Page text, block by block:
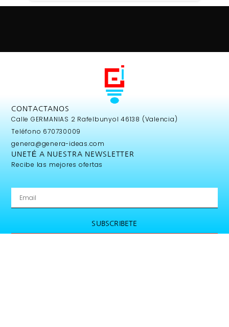
CONTACTANOS
Calle GERMANIAS 2 Rafelbunyol 46138 (Valencia)
Teléfono 670730009
genera@genera-ideas.com
UNETÉ A NUESTRA NEWSLETTER
Recibe las mejores ofertas
SUBSCRIBETE